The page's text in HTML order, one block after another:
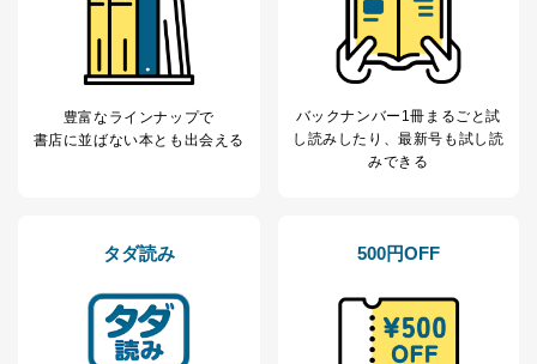
１．個人情報保護管理者
当社は以下の個人情報保護管理者を設置し、個人情報保
護管理者の責任のもと、個人情報を取得・アクセス・利
用・提供・管理いたします。
東京都渋谷区南平台町16-11
田 嘉也
当社が取り扱う開示対象個人情報の利用目的は次のとお
りです。
豊富なラインナップで
書店に並ばない本とも出会える
バックナンバー1冊まるごと試
し読み したり、最新号も試し読
みできる
タダ読み 500円OFF